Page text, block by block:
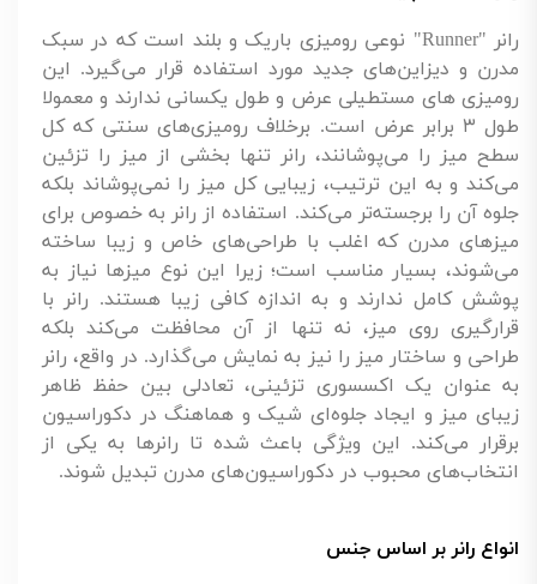
رانر "Runner" نوعی رومیزی باریک و بلند است که در سبک
مدرن و دیزاین‌های جدید مورد استفاده قرار می‌گیرد. این
رومیزی های مستطیلی عرض و طول یکسانی ندارند و معمولا
طول ۳ برابر عرض است. برخلاف رومیزی‌های سنتی که کل
سطح میز را می‌پوشانند، رانر تنها بخشی از میز را تزئین
می‌کند و به این ترتیب، زیبایی کل میز را نمی‌پوشاند بلکه
جلوه آن را برجسته‌تر می‌کند. استفاده از رانر به خصوص برای
میزهای مدرن که اغلب با طراحی‌های خاص و زیبا ساخته
می‌شوند، بسیار مناسب است؛ زیرا این نوع میزها نیاز به
پوشش کامل ندارند و به اندازه کافی زیبا هستند. رانر با
قرارگیری روی میز، نه تنها از آن محافظت می‌کند بلکه
طراحی و ساختار میز را نیز به نمایش می‌گذارد. در واقع، رانر
به عنوان یک اکسسوری تزئینی، تعادلی بین حفظ ظاهر
زیبای میز و ایجاد جلوه‌ای شیک و هماهنگ در دکوراسیون
برقرار می‌کند. این ویژگی باعث شده تا رانرها به یکی از
انتخاب‌های محبوب در دکوراسیون‌های مدرن تبدیل شوند.
انواع رانر بر اساس جنس